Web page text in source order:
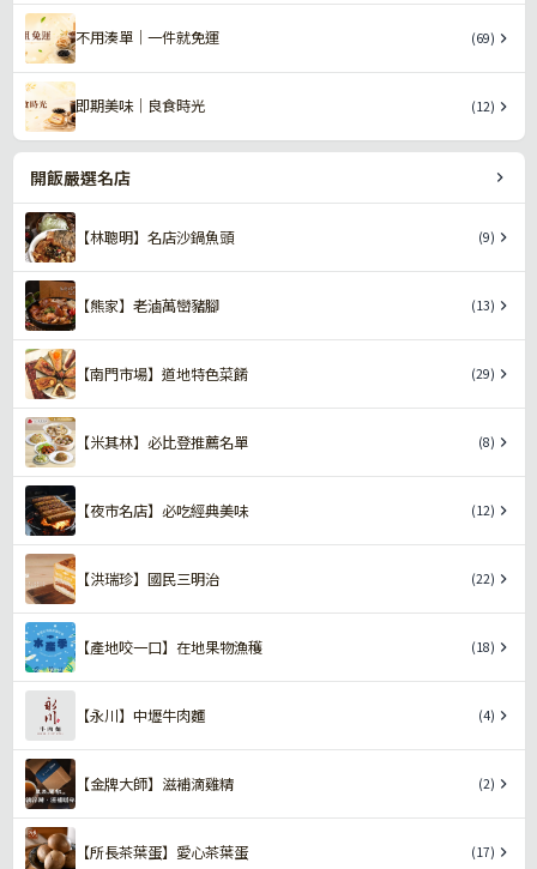
不用湊單｜一件就免運 (69)
即期美味｜良食時光 (12)
開飯嚴選名店
【林聰明】名店沙鍋魚頭 (9)
【熊家】老滷萬巒豬腳 (13)
【南門市場】道地特色菜餚 (29)
【米其林】必比登推薦名單 (8)
【夜市名店】必吃經典美味 (12)
【洪瑞珍】國民三明治 (22)
【產地咬一口】在地果物漁穫 (18)
【永川】中壢牛肉麵 (4)
【金牌大師】滋補滴雞精 (2)
【所長茶葉蛋】愛心茶葉蛋 (17)